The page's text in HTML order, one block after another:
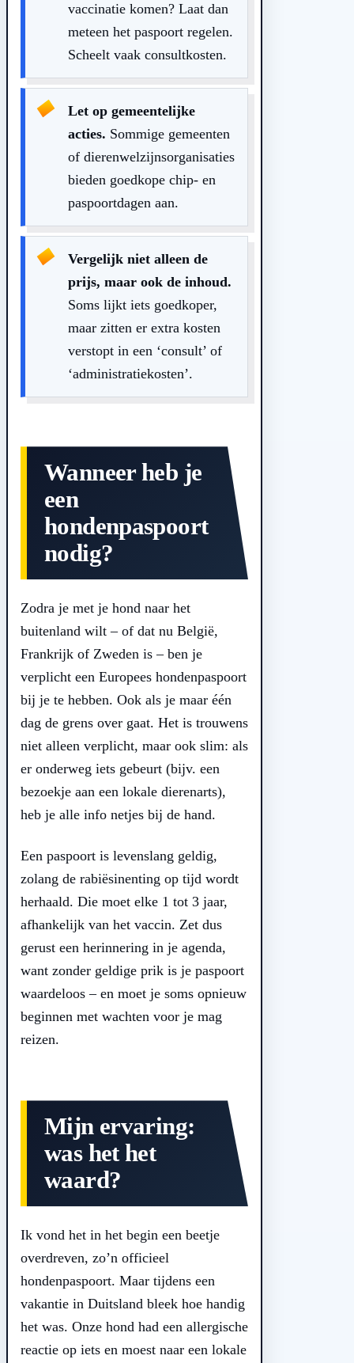
vaccinatie komen? Laat dan
meteen het paspoort regelen.
Scheelt vaak consultkosten.
Let op gemeentelijke
acties. Sommige gemeenten
of dierenwelzijnsorganisaties
bieden goedkope chip- en
paspoortdagen aan.
Vergelijk niet alleen de
prijs, maar ook de inhoud.
Soms lijkt iets goedkoper,
maar zitten er extra kosten
verstopt in een ‘consult’ of
‘administratiekosten’.
Wanneer heb je
een
hondenpaspoort
nodig?
Zodra je met je hond naar het
buitenland wilt – of dat nu België,
Frankrijk of Zweden is – ben je
verplicht een Europees hondenpaspoort
bij je te hebben. Ook als je maar één
dag de grens over gaat. Het is trouwens
niet alleen verplicht, maar ook slim: als
er onderweg iets gebeurt (bijv. een
bezoekje aan een lokale dierenarts),
heb je alle info netjes bij de hand.
Een paspoort is levenslang geldig,
zolang de rabiësinenting op tijd wordt
herhaald. Die moet elke 1 tot 3 jaar,
afhankelijk van het vaccin. Zet dus
gerust een herinnering in je agenda,
want zonder geldige prik is je paspoort
waardeloos – en moet je soms opnieuw
beginnen met wachten voor je mag
reizen.
Mijn ervaring:
was het het
waard?
Ik vond het in het begin een beetje
overdreven, zo’n officieel
hondenpaspoort. Maar tijdens een
vakantie in Duitsland bleek hoe handig
het was. Onze hond had een allergische
reactie op iets en moest naar een lokale